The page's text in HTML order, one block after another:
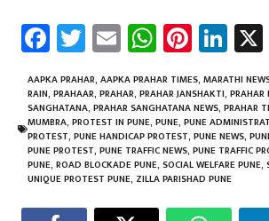
Fa
ce
b
o
ok
T
wi
tt
er
E
m
ail
W
h
at
sA
p
p
Pi
nt
er
es
t
Li
nk
e
dI
n
AAPKA PRAHAR, AAPKA PRAHAR TIMES, MARATHI
RAIN, PRAHAAR, PRAHAR, PRAHAR JANSHAKTI, PRAHAR
SANGHATANA, PRAHAR SANGHATANA NEWS, PRAHAR
MUMBRA, PROTEST IN PUNE, PUNE, PUNE
PROTEST, PUNE HANDICAP PROTEST, PUNE NEWS,
PUNE PROTEST, PUNE TRAFFIC NEWS, PUNE TRAFFIC
PUNE, ROAD BLOCKADE PUNE, SOCIAL WELFARE PUNE,
UNIQUE PROTEST PUNE, ZILLA PARISHAD PUNE